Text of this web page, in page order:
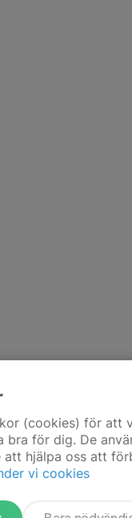
(cookies) för att
bra för dig. De
hjälpa oss att
vi cookies